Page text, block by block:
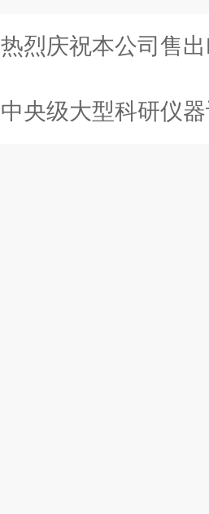
热烈庆祝本公司售出PE原子
中央级大型科研仪器设备